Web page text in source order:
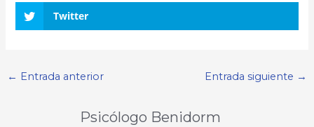
Twitter
← Entrada anterior Entrada siguiente →
Psicólogo Benidorm